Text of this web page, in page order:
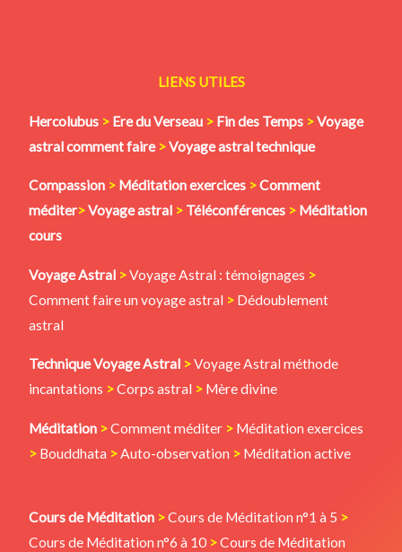
LIENS UTILES
Hercolubus > Ere du Verseau > Fin des Temps >Voyage
astral comment faire >Voyage astral technique
Compassion > Méditationexercices >Comment
méditer>Voyage astral > Téléconférences > Méditation
cours
Voyage Astral >Voyage Astral : témoignages >
Comment faire un voyage astral > Dédoublement
astral
Technique Voyage Astral >Voyage Astral méthode
incantations >Corps astral > Mère divine
Méditation >Comment méditer > Méditation exercices
> Bouddhata >Auto-observation > Méditation active
Cours de Méditation >Cours de Méditation n°1 à 5 >
Cours de Méditation n°6 à 10 >Cours de Méditation